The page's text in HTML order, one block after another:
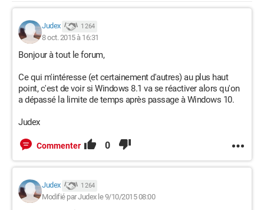
Judex 1 264
8 oct. 2015 à 16:31
Bonjour à tout le forum,
Ce qui m'intéresse (et certainement d'autres) au plus haut
point, c'est de voir si Windows 8.1 va se réactiver alors qu'on
a dépassé la limite de temps après passage à Windows 10.
Judex
Commenter 0
Judex 1 264
Modifié par Judex le 9/10/2015 08:00